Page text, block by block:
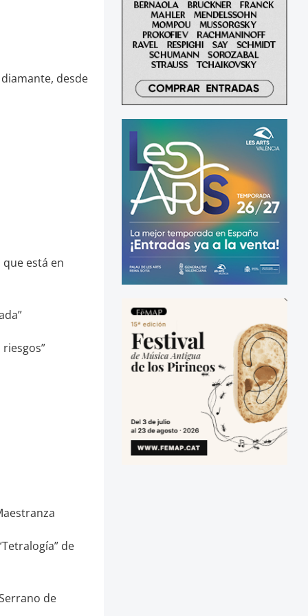
diamante, desde
está en
de
de